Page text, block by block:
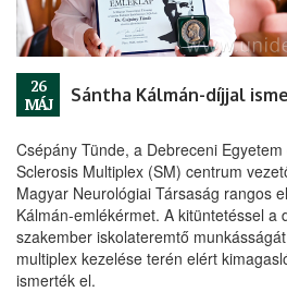
26
MÁJ
Csépány Tünde, a Debreceni
Sclerosis Multiplex (SM) centrum
Magyar Neurológiai Társaság rangos
Kálmán-emlékérmet. A kitüntetéssel a
szakember iskolateremtő
multiplex kezelése terén elért
ismerték el.